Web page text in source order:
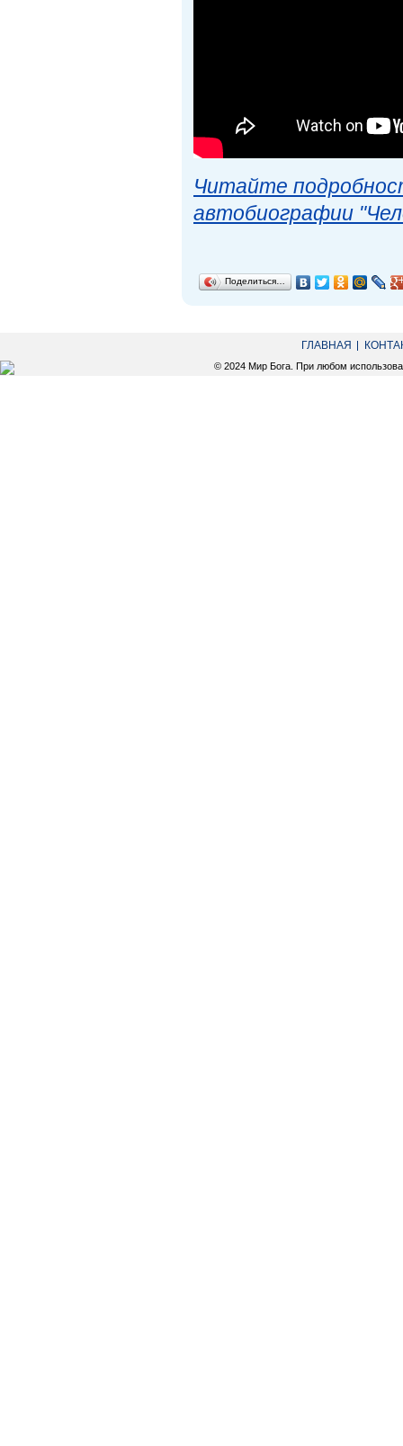
Читайте
автобиографии
Поделиться…
ГЛАВНАЯ
© 2024 Мир Бога. При любом